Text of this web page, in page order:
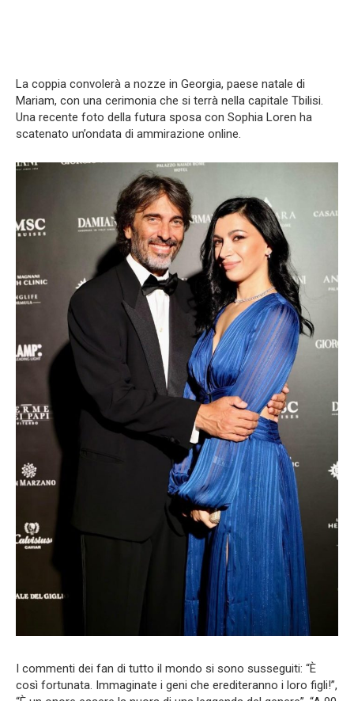
La coppia convolerà a nozze in Georgia, paese natale di
Mariam, con una cerimonia che si terrà nella capitale Tbilisi.
Una recente foto della futura sposa con Sophia Loren ha
scatenato un’ondata di ammirazione online.
I commenti dei fan di tutto il mondo si sono susseguiti: “È
così fortunata. Immaginate i geni che erediteranno i loro figli!”,